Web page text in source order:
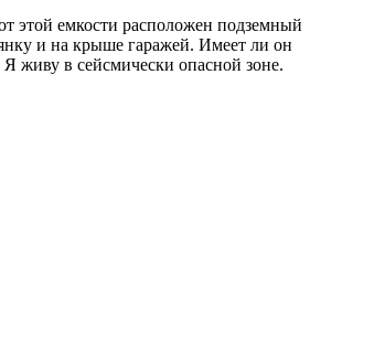
этой емкости расположен подземный
и на крыше гаражей. Имеет ли он
живу в сейсмически опасной зоне.